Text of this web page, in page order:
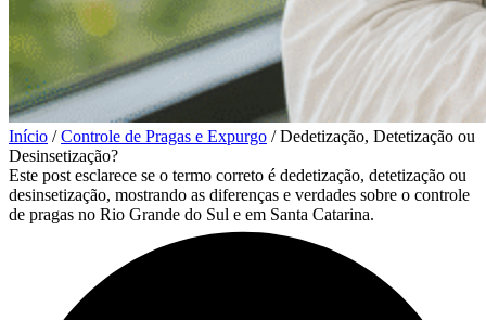
Início / Controle de Pragas e Expurgo /Dedetização, Detetização ou
Desinsetização?
Este post esclarece se o termo correto é dedetização, detetização ou
desinsetização, mostrando as diferenças e verdades sobre o controle
de pragas no Rio Grande do Sul e em Santa Catarina.